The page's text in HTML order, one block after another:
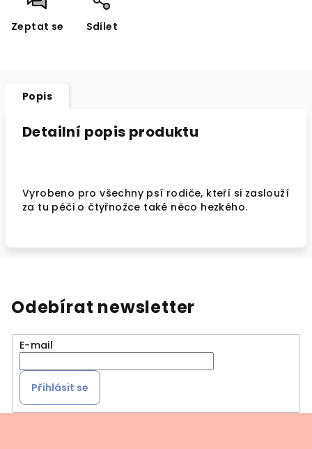
Zeptat se Sdílet
Popis
Detailní popis produktu
Vyrobeno pro všechny psí rodiče, kteří si zaslouží
za tu péči o čtyřnožce také něco hezkého.
Odebírat newsletter
E-mail
Přihlásit se